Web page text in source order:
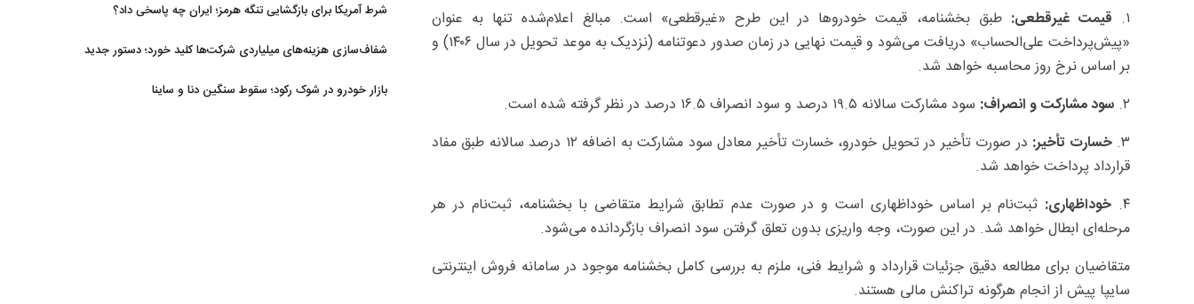
۱.
قیمت غیرقطعی: طبق بخشنامه، قیمت خودروها در این طرح «غیرقطعی» است. مبالغ اعلام‌شده تنها به عنوان
«پیش‌پرداخت علی‌الحساب» دریافت می‌شود و قیمت نهایی در زمان صدور دعوتنامه (نزدیک به موعد تحویل در سال ۱۴۰۶) و
بر اساس نرخ روز محاسبه خواهد شد.
۲. سود مشارکت و انصراف: سود مشارکت سالانه ۱۹.۵ درصد و سود انصراف ۱۶.۵ درصد در نظر گرفته شده است.
۳. خسارت تأخیر:
در صورت تأخیر در تحویل خودرو، خسارت تأخیر معادل سود مشارکت به اضافه ۱۲ درصد سالانه طبق مفاد
قرارداد پرداخت خواهد شد.
۴. خوداظهاری: ثبت‌نام بر اساس خوداظهاری است و در صورت عدم تطابق شرایط متقاضی با بخشنامه، ثبت‌نام در هر
مرحله‌ای ابطال خواهد شد. در این صورت، وجه واریزی بدون تعلق گرفتن سود انصراف بازگردانده می‌شود.
متقاضیان برای مطالعه دقیق جزئیات قرارداد و شرایط فنی، ملزم به بررسی کامل بخشنامه موجود در سامانه فروش اینترنتی
سایپا پیش از انجام هرگونه تراکنش مالی هستند.
شرط آمریکا برای بازگشایی تنگه هرمز؛ ایران چه پاسخی داد؟
شفاف‌سازی هزینه‌های میلیاردی شرکت‌ها کلید خورد؛ دستور جدید
بازار خودرو در شوک رکود؛ سقوط سنگین دنا و ساینا